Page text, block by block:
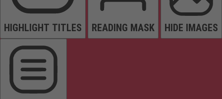
HIGHLIGHT TITLES READING MASK HIDE IMAGES